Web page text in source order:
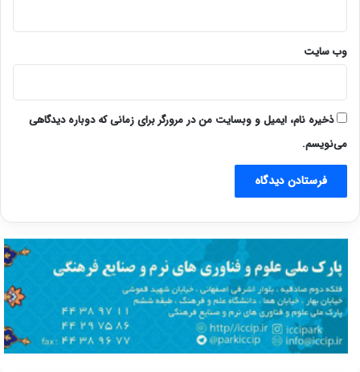
وب‌ سایت
ذخیره نام، ایمیل و وبسایت من در مرورگر برای زمانی که دوباره دیدگاهی
می‌نویسم.